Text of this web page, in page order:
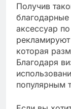
Получив
благодарные
аксессуар
рекламируют
которая
Благодаря
популярным